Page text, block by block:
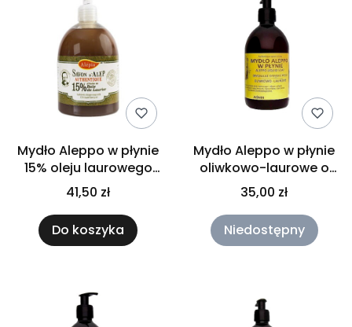
Mydło Aleppo w płynie
15% oleju laurowego
Alepia 500 ml
41,50 zł
Do koszyka
Mydło Aleppo w płynie
oliwkowo-laurowe o
zapachu jaśminu
500ml
35,00 zł
Niedostępny